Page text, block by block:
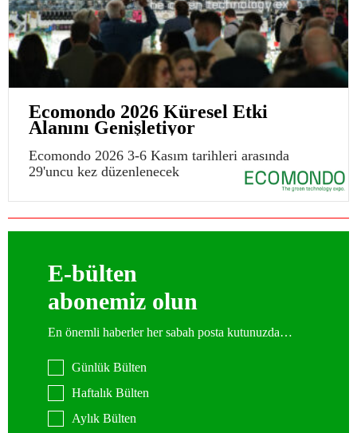
Ecomondo 2026 Küresel Etki
Alanını Genişletiyor
Ecomondo 2026 3-6 Kasım tarihleri arasında
29'uncu kez düzenlenecek
E-bülten
abonemiz olun
En önemli haberler her sabah posta kutunuzda…
Günlük Bülten
Haftalık Bülten
Aylık Bülten